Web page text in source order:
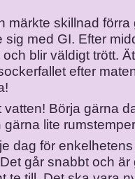
märkte skillnad
med GI. Efter
blir väldigt trött.
efter
Börja gärna
lite
dag för
går snabbt och är